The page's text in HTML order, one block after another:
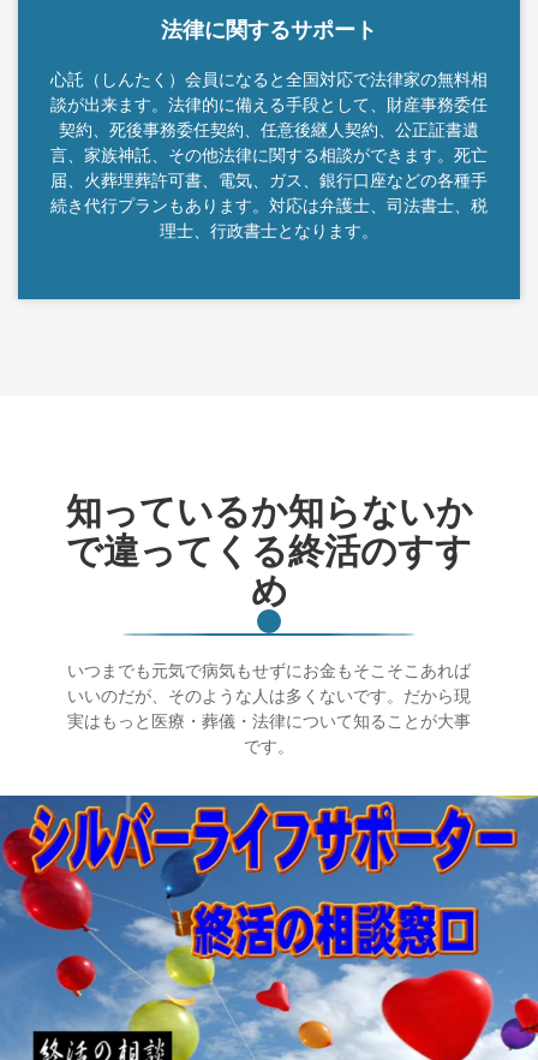
法律に関するサポート
心託（しんたく）会員になると全国対応で法律家の無料相
談が出来ます。法律的に備える手段として、財産事務委任
契約、死後事務委任契約、任意後継人契約、公正証書遺
言、家族神託、その他法律に関する相談ができます。死亡
届、火葬埋葬許可書、電気、ガス、銀行口座などの各種手
続き代行プランもあります。対応は弁護士、司法書士、税
理士、行政書士となります。
知っているか知らないか
で違ってくる終活のすす
め
いつまでも元気で病気もせずにお金もそこそこあれば
いいのだが、そのような人は多くないです。だから現
実はもっと医療・葬儀・法律について知ることが大事
です。
終活ガイド